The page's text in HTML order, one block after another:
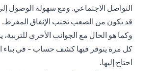
التواصل الاجتماعي. ومع سهولة الوصول
قد يكون من الصعب تجنب الإنفاق المفرط.
وكما هو الحال مع الجوانب الأخرى
كل مرة يتوفر فيها كشف حساب - في بناء
احتاج إليها.